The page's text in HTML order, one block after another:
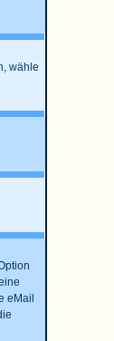
wähle
eMail